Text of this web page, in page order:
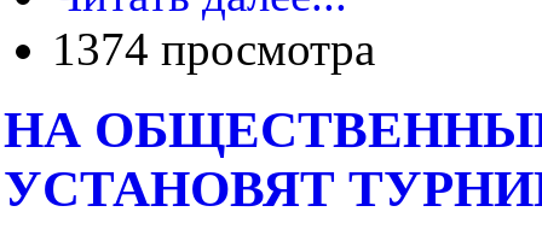
1374 просмотра
НА
УСТАНОВЯТ